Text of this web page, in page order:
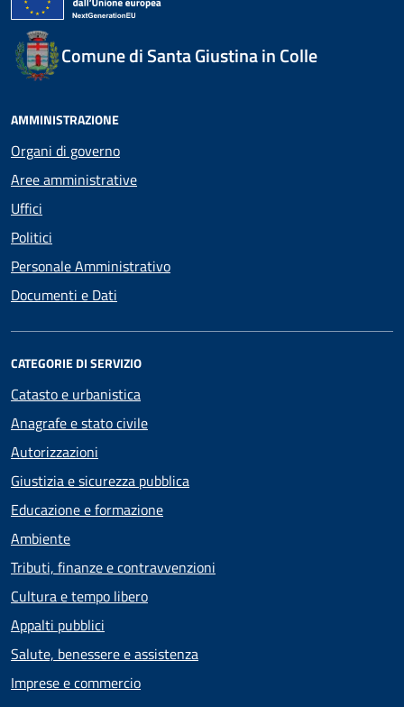
Comune di Santa Giustina in Colle
AMMINISTRAZIONE
Organi di governo
Aree amministrative
Uffici
Politici
Personale Amministrativo
Documenti e Dati
CATEGORIE DI SERVIZIO
Catasto e urbanistica
Anagrafe e stato civile
Autorizzazioni
Giustizia e sicurezza pubblica
Educazione e formazione
Ambiente
Tributi, finanze e contravvenzioni
Cultura e tempo libero
Appalti pubblici
Salute, benessere e assistenza
Imprese e commercio